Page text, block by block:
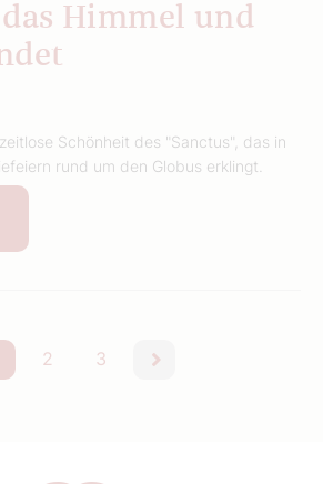
Himmel und
Schönheit des "Sanctus", das in
rund um den Globus erklingt.
2 3
nächste